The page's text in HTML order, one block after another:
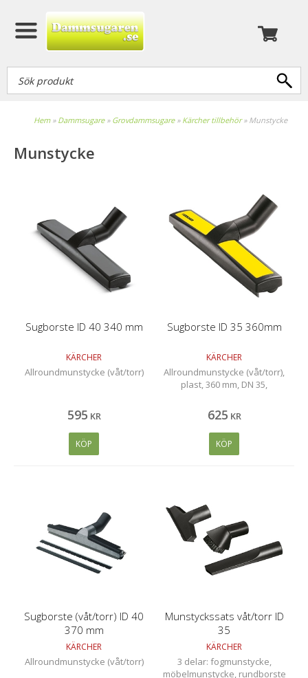
Hem» Dammsugare» Grovdammsugare» Kärcher tillbehör» Munstycke
Munstycke
Sugborste ID 40 340 mm
KÄRCHER
Allroundmunstycke (våt/torr)
595 KR
KÖP
Sugborste ID 35 360mm
KÄRCHER
Allroundmunstycke (våt/torr),
plast, 360 mm, DN 35,
625 KR
KÖP
Sugborste (våt/torr) ID 40
370 mm
KÄRCHER
Allroundmunstycke (våt/torr)
Munstyckssats våt/torr ID
35
KÄRCHER
3 delar: fogmunstycke,
möbelmunstycke, rundborste